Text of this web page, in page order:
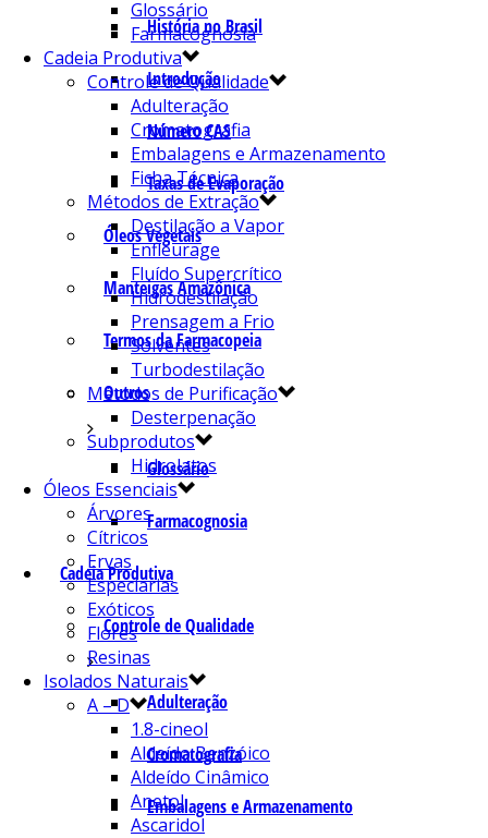
História no Brasil
Introdução
Número CAS
Taxas de Evaporação
Óleos Vegetais
Manteigas Amazônica
Termos da Farmacopeia
Outros
Glossário
Farmacognosia
Cadeia Produtiva
Controle de Qualidade
Adulteração
Cromatografia
Embalagens e Armazenamento
Glossário
Farmacognosia
Cadeia Produtiva
Controle de Qualidade
Adulteração
Cromatografia
Embalagens e Armazenamento
Ficha Técnica
Métodos de Extração
Destilação a Vapor
Enfleurage
Fluído Supercrítico
Hidrodestilação
Prensagem a Frio
Solventes
Turbodestilação
Métodos de Purificação
Desterpenação
Subprodutos
Hidrolatos
Óleos Essenciais
Árvores
Cítricos
Ervas
Especiarias
Exóticos
Flores
Resinas
Isolados Naturais
A – D
1.8-cineol
Aldeído Benzóico
Aldeído Cinâmico
Anetol
Ascaridol